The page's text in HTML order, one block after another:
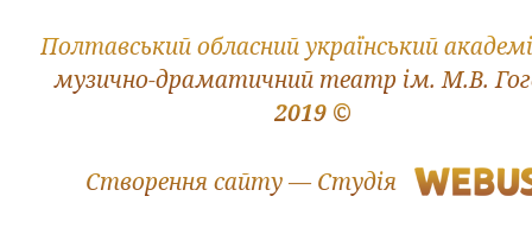
2019 ©
Полтавський обласний український
музично-драматичний театр ім. М.В.
Створення сайту — Студія